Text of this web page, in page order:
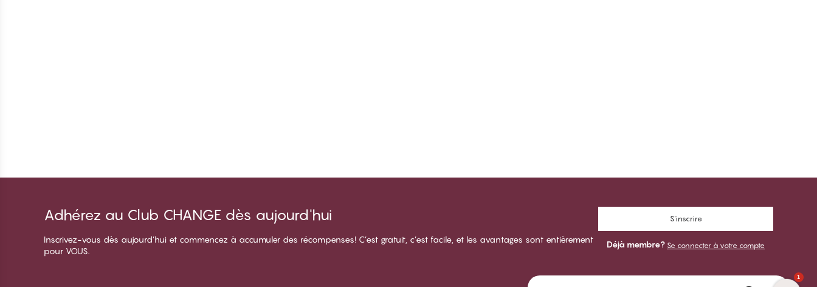
Adhérez au Club CHANGE dès aujourd'hui
Inscrivez-vous dès aujourd’hui et commencez à accumuler des récompenses! C’est gratuit, c’est facile, et les avantages sont entièrement
pour VOUS.
S'inscrire
Déjà membre? Se connecter à votre compte
1